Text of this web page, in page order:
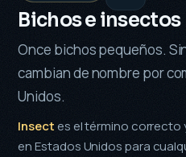
Bichos e insectos
Once bichos pequeños.
cambian de nombre por
Unidos.
Insectes el término correcto
en Estados Unidos para